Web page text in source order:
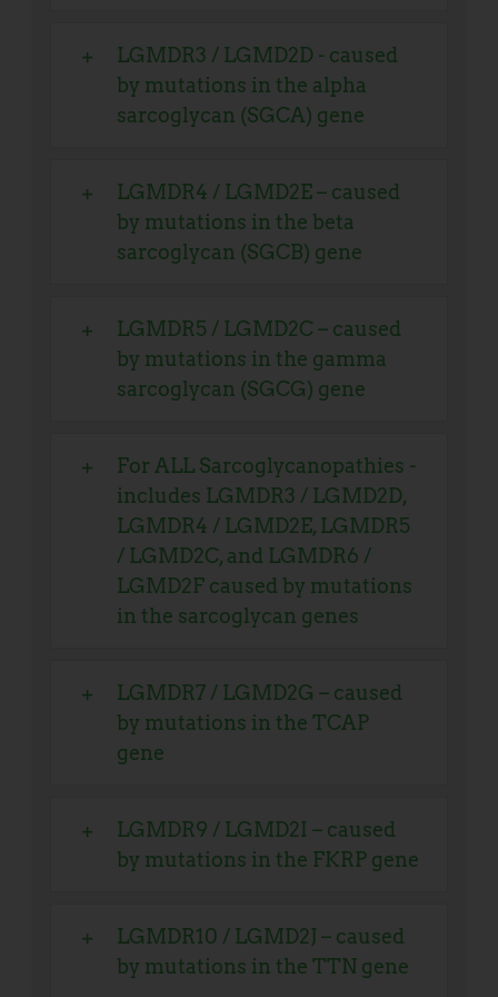
LGMDR3 / LGMD2D - caused
by mutations in the alpha
sarcoglycan (SGCA) gene
LGMDR4 / LGMD2E – caused
by mutations in the beta
sarcoglycan (SGCB) gene
LGMDR5 / LGMD2C – caused
by mutations in the gamma
sarcoglycan (SGCG) gene
For ALL Sarcoglycanopathies -
includes LGMDR3 / LGMD2D,
LGMDR4 / LGMD2E, LGMDR5
/ LGMD2C, and LGMDR6 /
LGMD2F caused by mutations
in the sarcoglycan genes
LGMDR7 / LGMD2G – caused
by mutations in the TCAP
gene
LGMDR9 / LGMD2I – caused
by mutations in the FKRP gene
LGMDR10 / LGMD2J – caused
by mutations in the TTN gene